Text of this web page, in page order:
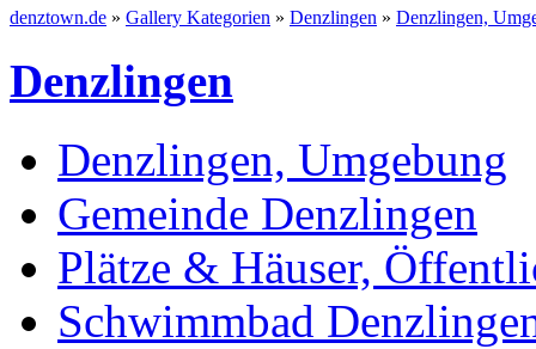
denztown.de » Gallery Kategorien » Denzlingen » Denzlingen,
Denzlingen
Denzlingen, Umgebung
Gemeinde Denzlingen
Plätze & Häuser,
Schwimmbad